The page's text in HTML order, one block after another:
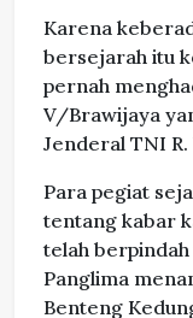
Karena
bersejarah itu
pernah
V/Brawijaya
Jenderal TNI
Para pegiat
tentang kabar
telah berpindah
Panglima
Benteng